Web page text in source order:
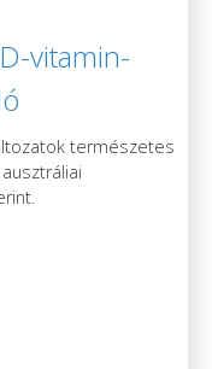
vitamin-
természetes